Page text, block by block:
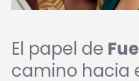
El papel de
camino hacia